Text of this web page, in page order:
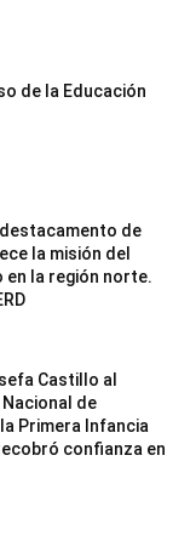
de la Educación
de
la misión del
en la región norte.
Castillo al
de
Primera Infancia
confianza en